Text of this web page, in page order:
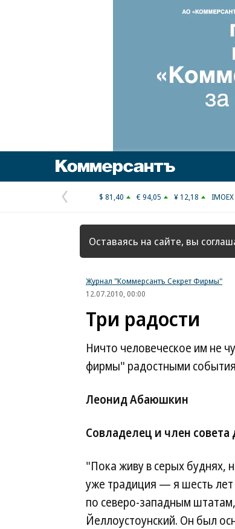
Предыдущая
страница
$ 81,40 € 94,05 ¥ 12,18
Оставаясь на сайте, вы
Журнал "Коммерсантъ Секрет Фирмы"
12.07.2010, 00:00
Три радости
Ничто человеческое им не
фирмы" радостными
Леонид Абаюшкин
Совладелец и член
"Пока живу в серых буднях,
уже традиция — я шесть лет
по северо-западным
Йеллоустоунский. Он был